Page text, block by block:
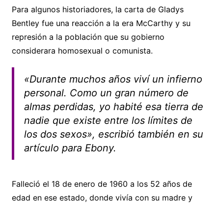
Para algunos historiadores, la carta de Gladys
Bentley fue una reacción a la era McCarthy y su
represión a la población que su gobierno
considerara homosexual o comunista.
«Durante muchos años viví un infierno
personal. Como un gran número de
almas perdidas, yo habité esa tierra de
nadie que existe entre los límites de
los dos sexos», escribió también en su
artículo para Ebony.
Falleció el 18 de enero de 1960 a los 52 años de
edad en ese estado, donde vivía con su madre y